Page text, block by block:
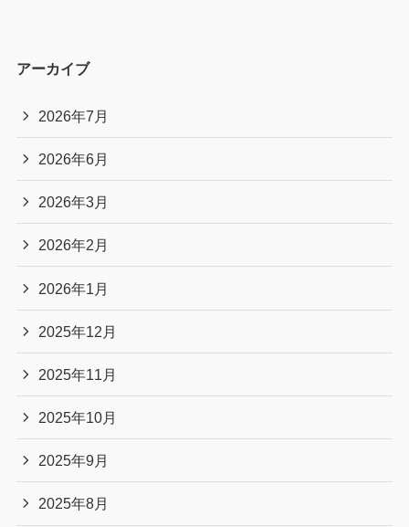
アーカイブ
2026年7月
2026年6月
2026年3月
2026年2月
2026年1月
2025年12月
2025年11月
2025年10月
2025年9月
2025年8月